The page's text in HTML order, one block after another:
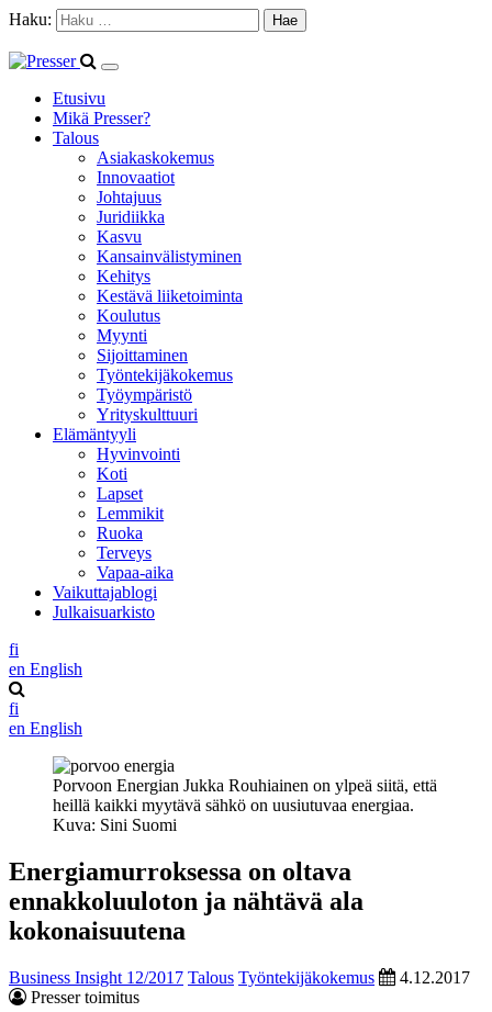
Haku:
Etusivu
Mikä Presser?
Talous
Asiakaskokemus
Innovaatiot
Johtajuus
Juridiikka
Kasvu
Kansainvälistyminen
Kehitys
Kestävä liiketoiminta
Koulutus
Myynti
Sijoittaminen
Työntekijäkokemus
Työympäristö
Yrityskulttuuri
Elämäntyyli
Hyvinvointi
Koti
Lapset
Lemmikit
Ruoka
Terveys
Vapaa-aika
Vaikuttajablogi
Julkaisuarkisto
fi
en English
fi
en English
Porvoon Energian Jukka Rouhiainen on ylpeä siitä, että
heillä kaikki myytävä sähkö on uusiutuvaa energiaa.
Kuva: Sini Suomi
Energiamurroksessa on oltava
ennakkoluuloton ja nähtävä ala
kokonaisuutena
Business Insight 12/2017 Talous Työntekijäkokemus
4.12.2017
Presser toimitus